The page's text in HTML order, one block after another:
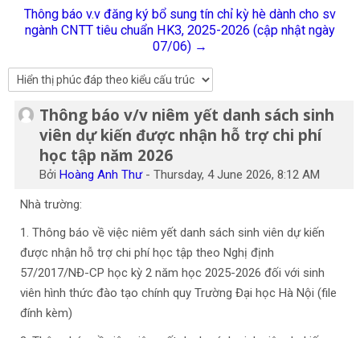
khoá
học
Thông báo v.v đăng ký bổ sung tín chỉ kỳ hè dành cho sv
ngành CNTT tiêu chuẩn HK3, 2025-2026 (cập nhật ngày
07/06) →
Thông báo v/v niêm yết danh sách sinh
viên dự kiến được nhận hỗ trợ chi phí
học tập năm 2026
BởiHoàng Anh Thư-Thursday, 4 June 2026, 8:12 AM
Số lượng các câu trả lời: 0
Nhà trường:
1. Thông báo về việc niêm yết danh sách sinh viên dự kiến
được nhận hỗ trợ chi phí học tập theo Nghị định
57/2017/NĐ-CP học kỳ 2 năm học 2025-2026 đối với sinh
viên hình thức đào tạo chính quy Trường Đại học Hà Nội (file
đính kèm)